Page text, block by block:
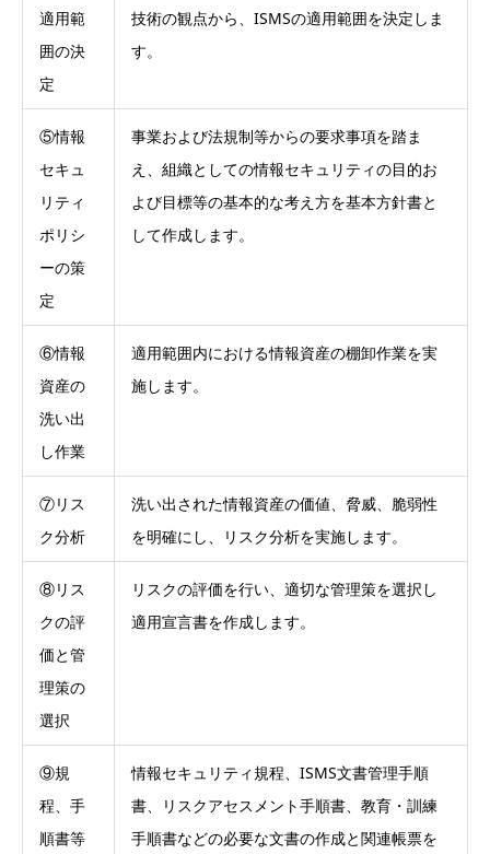
適用範
囲の決
定
技術の観点から、ISMSの適用範囲を決定しま
す。
⑤情報
セキュ
リティ
ポリシ
ーの策
定
事業および法規制等からの要求事項を踏ま
え、組織としての情報セキュリティの目的お
よび目標等の基本的な考え方を基本方針書と
して作成します。
⑥情報
資産の
洗い出
し作業
適用範囲内における情報資産の棚卸作業を実
施します。
⑦リス
ク分析
洗い出された情報資産の価値、脅威、脆弱性
を明確にし、リスク分析を実施します。
⑧リス
クの評
価と管
理策の
選択
リスクの評価を行い、適切な管理策を選択し
適用宣言書を作成します。
⑨規
程、手
順書等
情報セキュリティ規程、ISMS文書管理手順
書、リスクアセスメント手順書、教育・訓練
手順書などの必要な文書の作成と関連帳票を